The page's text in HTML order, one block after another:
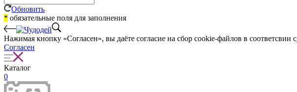
Обновить
* обязательные поля для заполнения
Нажимая кнопку «Согласен», вы даёте cогласие на сбор cookie-файлов в соответсвии с
Согласен
Каталог
0